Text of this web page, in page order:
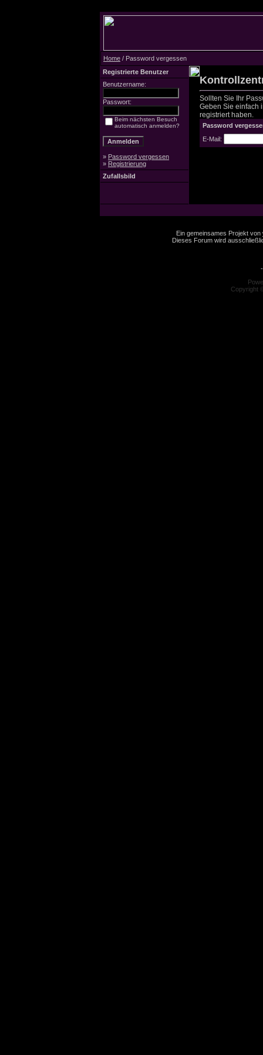
Home / Password vergessen
Registrierte Benutzer
Benutzername:
Passwort:
Beim nächsten Besuch
automatisch anmelden?
» Password vergessen
» Registrierung
Zufallsbild
Sollten Sie Ihr
Geben Sie einfach
registriert haben.
Password
E-Mail:
Ein gemeinsames Projekt von
Dieses Forum wird
Copyright